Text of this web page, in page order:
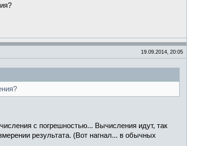
19.09.2014, 20:05
с погрешностью... Вычисления идут, так
результата. (Вот нагнал... в обычных